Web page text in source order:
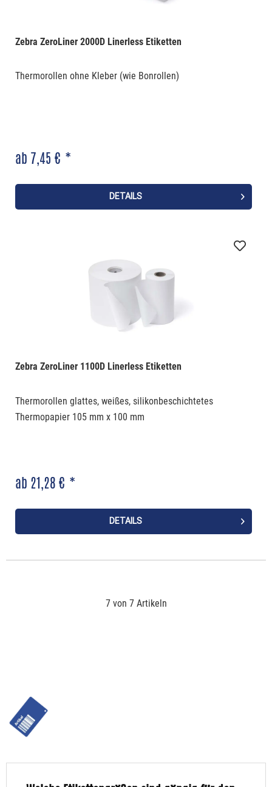
Zebra ZeroLiner 2000D Linerless Etiketten
Thermorollen ohne Kleber (wie Bonrollen)
ab 7,45 € *
DETAILS
Zebra ZeroLiner 1100D Linerless Etiketten
Thermorollen glattes, weißes, silikonbeschichtetes
Thermopapier 105 mm x 100 mm
ab 21,28 € *
DETAILS
7 von 7 Artikeln